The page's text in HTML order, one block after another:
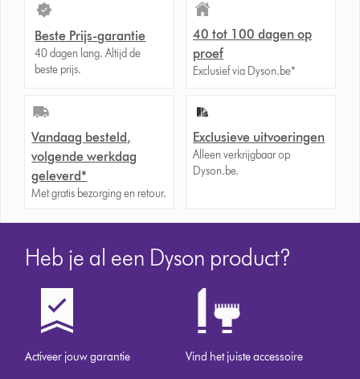
Beste Prijs-garantie
40 dagen lang. Altijd de
beste prijs.
40 tot 100 dagen op
proef
Exclusief via Dyson.be*
Vandaag besteld,
volgende werkdag
geleverd*
Met gratis bezorging en retour.
Exclusieve uitvoeringen
Alleen verkrijgbaar op
Dyson.be.
Heb je al een Dyson product?
Activeer jouw garantie Vind het juiste accessoire